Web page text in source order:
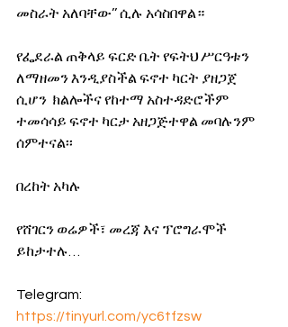
መስራት አለባቸው’’ ሲሉ አሳስበዋል።
የፌደራል ጠቅላይ ፍርድ ቤት የፍትህ ሥርዓቱን
ለማዘመን እንዲያስችል ፍኖተ ካርት ያዘጋጀ
ሲሆን  ክልሎችና የከተማ አስተዳድሮችም
ተመሳሳይ ፍኖተ ካርታ አዘጋጅተዋል መባሉንም
ሰምተናል፡፡
በረከት አካሉ
የሸገርን ወሬዎች፣ መረጃ እና ፕሮግራሞች
ይከታተሉ…
Telegram:
https://tinyurl.com/yc6tfzsw